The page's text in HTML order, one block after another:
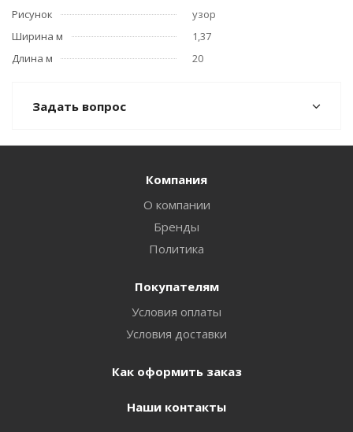
Рисунок
узор
Ширина м
1,37
Длина м
20
Задать вопрос
Компания
О компании
Бренды
Политика
Покупателям
Условия оплаты
Условия доставки
Как оформить заказ
Наши контакты